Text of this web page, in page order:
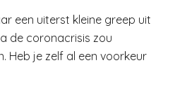
een uiterst kleine greep uit
de coronacrisis zou
Heb je zelf al een voorkeur